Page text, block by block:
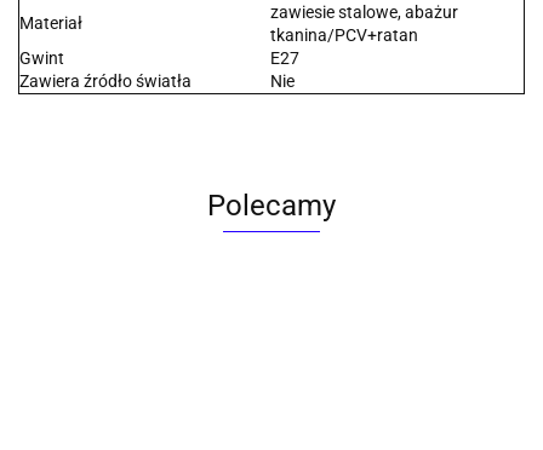
Materiał
zawiesie stalowe, abażur
tkanina/PCV+ratan
Gwint
E27
Zawiera źródło światła
Nie
Polecamy